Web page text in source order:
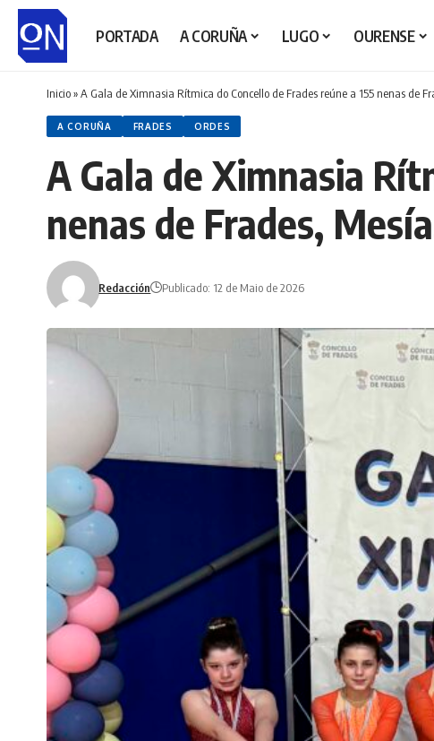
PORTADA A CORUÑA LUGO OURENSE
Inicio»A Gala de Ximnasia Rítmica do Concello de Frades reúne a 155 nenas de
A CORUÑA FRADES ORDES
A Gala de Ximnasia
nenas de Frades,
Redacción Publicado: 12 de Maio de 2026